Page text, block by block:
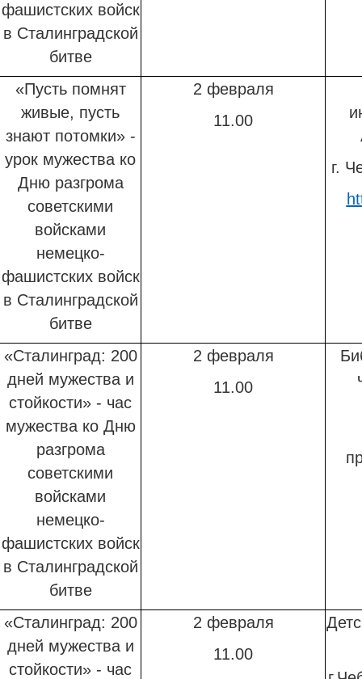
фашистских войск
в Сталинградской
битве
«Пусть помнят
живые, пусть
знают потомки» -
урок мужества ко
Дню разгрома
советскими
войсками
немецко-
фашистских войск
в Сталинградской
битве
2 февраля
11.00
г.
«Сталинград: 200
дней мужества и
стойкости» - час
мужества ко Дню
разгрома
советскими
войсками
немецко-
фашистских войск
в Сталинградской
битве
2 февраля
11.00
«Сталинград: 200
дней мужества и
стойкости» - час
2 февраля
11.00